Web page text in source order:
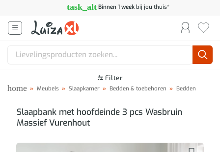
inhoud
task_alt Binnen 1 weekbij jou thuis*
Zoeken
Filter
home » Meubels » Slaapkamer » Bedden & toebehoren » Bedden
Slaapbank met hoofdeinde 3 pcs Wasbruin
Massief Vurenhout